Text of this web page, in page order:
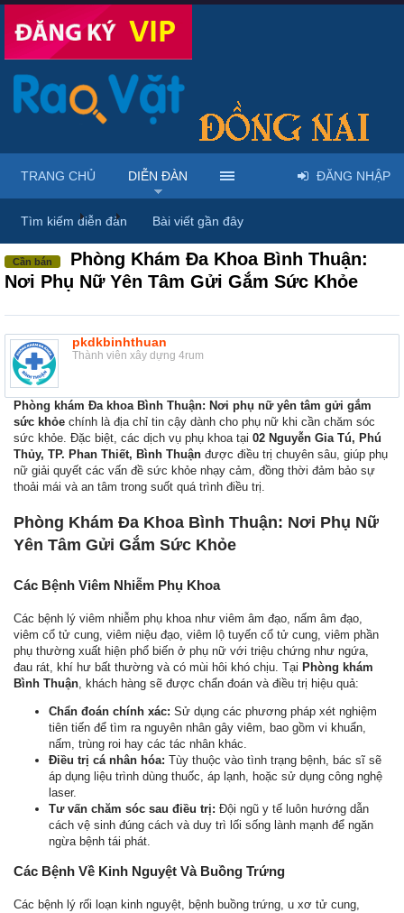
Diễn đàn ... Dược phẩm, y tế & sách báo
Cần bán
Phòng Khám Đa Khoa Bình Thuận:
Nơi Phụ Nữ Yên Tâm Gửi Gắm Sức Khỏe
pkdkbinhthuan
Thành viên xây dựng 4rum
Phòng khám Đa khoa Bình Thuận: Nơi phụ nữ yên tâm gửi gắm
sức khỏe chính là địa chỉ tin cậy dành cho phụ nữ khi cần chăm sóc
sức khỏe. Đặc biệt, các dịch vụ phụ khoa tại 02 Nguyễn Gia Tú, Phú
Thủy, TP. Phan Thiết, Bình Thuận được điều trị chuyên sâu, giúp phụ
nữ giải quyết các vấn đề sức khỏe nhạy cảm, đồng thời đảm bảo sự
thoải mái và an tâm trong suốt quá trình điều trị.
Phòng Khám Đa Khoa Bình Thuận: Nơi Phụ Nữ
Yên Tâm Gửi Gắm Sức Khỏe
Các Bệnh Viêm Nhiễm Phụ Khoa
Các bệnh lý viêm nhiễm phụ khoa như viêm âm đạo, nấm âm đạo,
viêm cổ tử cung, viêm niệu đạo, viêm lộ tuyến cổ tử cung, viêm phần
phụ thường xuất hiện phổ biến ở phụ nữ với triệu chứng như ngứa,
đau rát, khí hư bất thường và có mùi hôi khó chịu. Tại Phòng khám
Bình Thuận, khách hàng sẽ được chẩn đoán và điều trị hiệu quả:
Chẩn đoán chính xác: Sử dụng các phương pháp xét nghiệm
tiên tiến để tìm ra nguyên nhân gây viêm, bao gồm vi khuẩn,
nấm, trùng roi hay các tác nhân khác.
Điều trị cá nhân hóa: Tùy thuộc vào tình trạng bệnh, bác sĩ sẽ
áp dụng liệu trình dùng thuốc, áp lạnh, hoặc sử dụng công nghệ
laser.
Tư vấn chăm sóc sau điều trị: Đội ngũ y tế luôn hướng dẫn
cách vệ sinh đúng cách và duy trì lối sống lành mạnh để ngăn
ngừa bệnh tái phát.
Các Bệnh Về Kinh Nguyệt Và Buồng Trứng
Các bệnh lý rối loạn kinh nguyệt, bệnh buồng trứng, u xơ tử cung,
TRANG CHỦ DIỄN ĐÀN
Tìm kiếm diễn đàn Bài viết gần đây
ĐĂNG NHẬP